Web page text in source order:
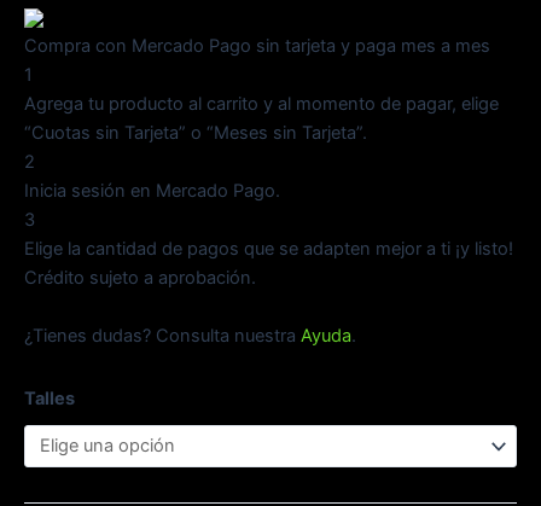
Compra con Mercado Pago sin tarjeta y paga mes a mes
1
Agrega tu producto al carrito y al momento de pagar, elige
“Cuotas sin Tarjeta” o “Meses sin Tarjeta”.
2
Inicia sesión en Mercado Pago.
3
Elige la cantidad de pagos que se adapten mejor a ti ¡y listo!
Crédito sujeto a aprobación.
¿Tienes dudas? Consulta nuestra Ayuda.
Talles